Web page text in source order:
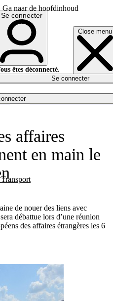
Ga naar de hoofdinhoud
Close menu
English
Deutsch
Se connecter
êtes déconnecté.
Se connecter
affaires
en main le
de nouer des liens avec
débattue lors d’une réunion
des affaires étrangères les 6